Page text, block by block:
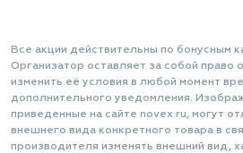
Все акции действительны по бонусным
Организатор оставляет за собой право
изменить её условия в любой момент
дополнительного уведомления.
приведенные на сайте novex.ru, могут
внешнего вида конкретного товара в
производителя изменять внешний вид,